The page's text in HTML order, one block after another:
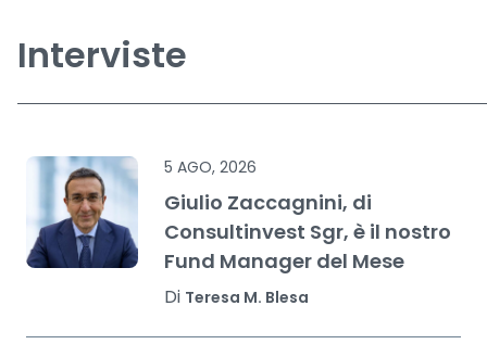
Interviste
5 AGO, 2026
Giulio Zaccagnini, di
Consultinvest Sgr, è il nostro
Fund Manager del Mese
Di Teresa M. Blesa